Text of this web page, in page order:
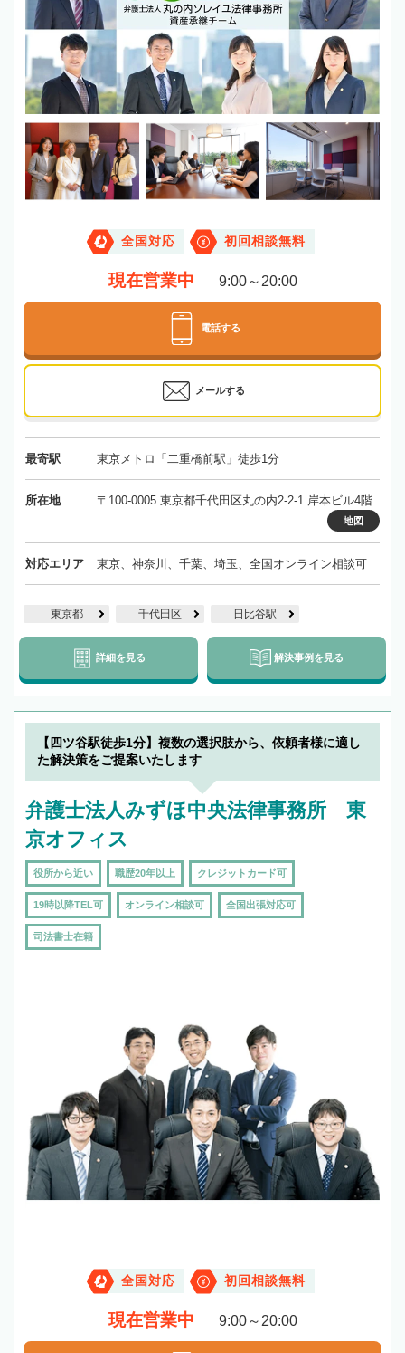
全国対応 初回相談無料
現在営業中 9:00～20:00
電話する
メールする
最寄駅 東京メトロ「二重橋前駅」徒歩1分
所在地 〒100-0005 東京都千代田区丸の内2-2-1 岸本ビル4階
地図
対応エリア 東京、神奈川、千葉、埼玉、全国オンライン相談可
東京都 千代田区 日比谷駅
詳細を見る 解決事例を見る
【四ツ谷駅徒歩1分】複数の選択肢から、依頼者様に適し
た解決策をご提案いたします
弁護士法人みずほ中央法律事務所 東
京オフィス
役所から近い 職歴20年以上 クレジットカード可
19時以降TEL可 オンライン相談可 全国出張対応可
司法書士在籍
全国対応 初回相談無料
現在営業中 9:00～20:00